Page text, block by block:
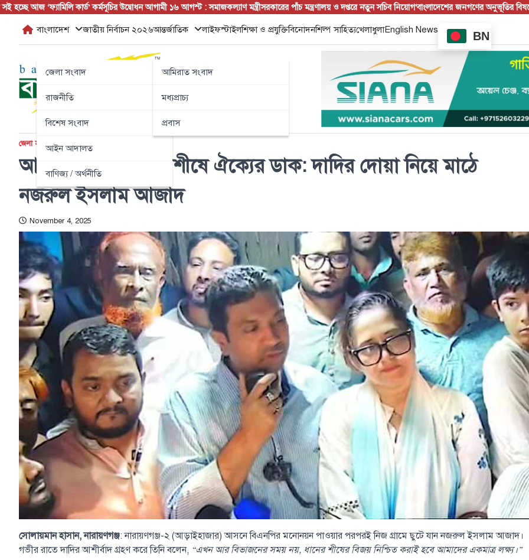
Skip
content
আজ‘ফ্যামিলি কার্ড’ কর্মসূচির উদ্বোধন আগামী ১৬ আগস্ট : সমাজকল্যাণ মন্ত্রীসরকারের পাঁচ মন্ত্রণালয় ও দপ্তরে নতুন সচিব নিয়োগ‘বাংলাদেশের জনগণের অনুভূতির বিষয়ে
বাংলাদেশ
জেলা সংবাদ
রাজনীতি
বিশেষ সংবাদ
আইন আদালত
বাণিজ্য / অর্থনীতি
জাতীয় নির্বাচন ২০২৬আন্তর্জাতিক
আমিরাত সংবাদ
মধ্যপ্রাচ্য
প্রবাস
লাইফস্টাইলশিক্ষা ও প্রযুক্তিবিনোদনশিল্প সাহিত্যখেলাধুলাEnglish News
BN
জেলা সংবাদ বাংলাদেশ
আড়াইহাজারে ধানের শীষে ঐক্যের ডাক: দাদির দোয়া নিয়ে মাঠে
নজরুল ইসলাম আজাদ
November 4, 2025
সোলায়মান হাসান, নারায়ণগঞ্জ: নারায়ণগঞ্জ-২ (আড়াইহাজার) আসনে বিএনপির মনোনয়ন পাওয়ার পরপরই নিজ গ্রামে ছুটে যান নজরুল ইসলাম আজাদ।
গভীর রাতে দাদির আশীর্বাদ গ্রহণ করে তিনি বলেন, “এখন আর বিভাজনের সময় নয়, ধানের শীষের বিজয় নিশ্চিত করাই হবে আমাদের একমাত্র লক্ষ্য।”